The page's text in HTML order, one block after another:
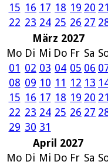
15 16 17 18 19 20 21
22 23 24 25 26 27
März 2027
Mo Di Mi Do Fr Sa
01 02 03 04 05 06
08 09 10 11 12 13
15 16 17 18 19 20 21
22 23 24 25 26 27
29 30 31
April 2027
Mo Di Mi Do Fr Sa